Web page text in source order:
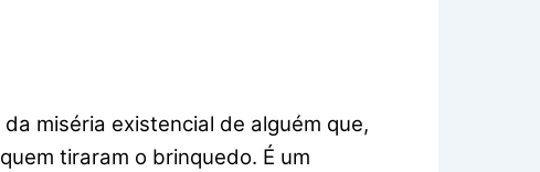
miséria existencial de alguém que,
tiraram o brinquedo. É um